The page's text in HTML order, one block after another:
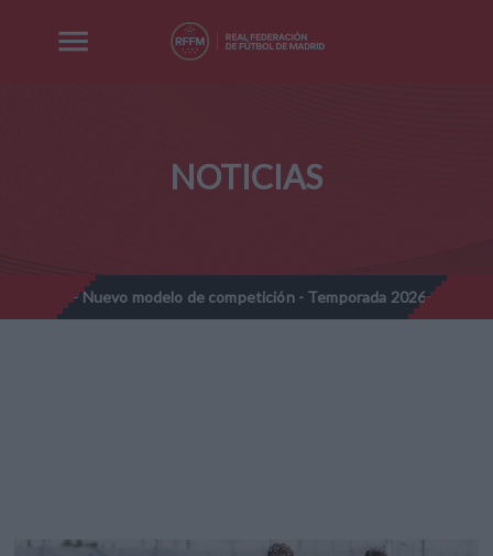
NOTICIAS
- Nuevo modelo de competición - Temporada 2026-2027